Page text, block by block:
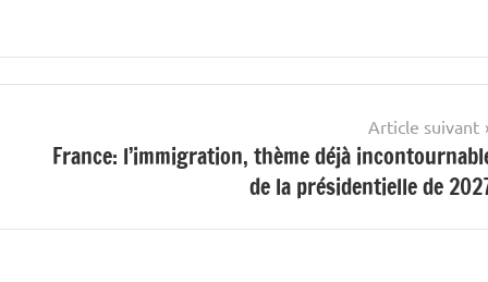
Article suivant
France: l’immigration, thème déjà
de la présidentielle de